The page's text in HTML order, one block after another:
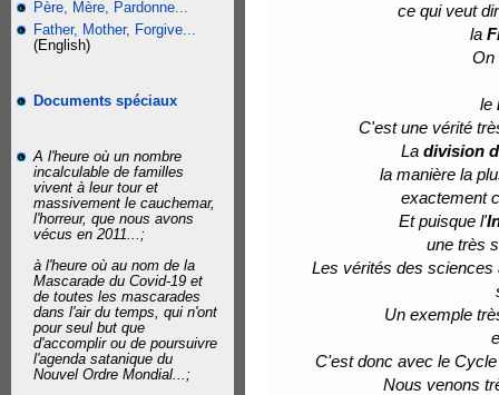
Père, Mère, Pardonne...
Father, Mother, Forgive...
(English)
Documents spéciaux
A l'heure où un nombre
incalculable de familles
vivent à leur tour et
massivement le cauchemar,
l'horreur, que nous avons
vécus en 2011...;
à l'heure où au nom de la
Mascarade du Covid-19 et
de toutes les mascarades
dans l'air du temps, qui n'ont
pour seul but que
d'accomplir ou de poursuivre
l'agenda satanique du
Nouvel Ordre Mondial...;
ce qui veut
la
On
le
C'est une vérité
La division
la manière la
exactement
Et puisque l'
une très
Les vérités des sciences
Un exemple
C'est donc avec le
Nous venons